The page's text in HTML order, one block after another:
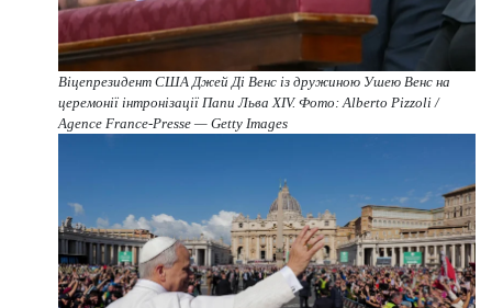
Віцепрезидент США Джей Ді Венс із дружиною Ушею Венс на
церемонії інтронізації Папи Льва XIV. Фото: Alberto Pizzoli /
Agence France-Presse — Getty Images